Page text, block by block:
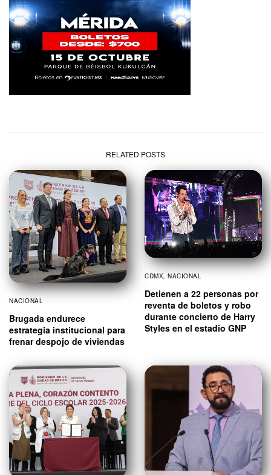
RELATED POSTS
NACIONAL
Brugada endurece
estrategia institucional para
frenar despojo de viviendas
CDMX NACIONAL
Detienen a 22 personas por
reventa de boletos y robo
durante concierto de Harry
Styles en el estadio GNP